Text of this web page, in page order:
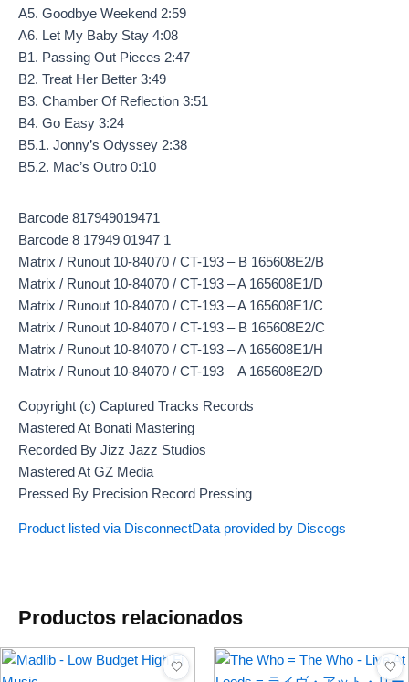
A5. Goodbye Weekend 2:59
A6. Let My Baby Stay 4:08
B1. Passing Out Pieces 2:47
B2. Treat Her Better 3:49
B3. Chamber Of Reflection 3:51
B4. Go Easy 3:24
B5.1. Jonny’s Odyssey 2:38
B5.2. Mac’s Outro 0:10
Barcode 817949019471
Barcode 8 17949 01947 1
Matrix / Runout 10-84070 / CT-193 – B 165608E2/B
Matrix / Runout 10-84070 / CT-193 – A 165608E1/D
Matrix / Runout 10-84070 / CT-193 – A 165608E1/C
Matrix / Runout 10-84070 / CT-193 – B 165608E2/C
Matrix / Runout 10-84070 / CT-193 – A 165608E1/H
Matrix / Runout 10-84070 / CT-193 – A 165608E2/D
Copyright (c) Captured Tracks Records
Mastered At Bonati Mastering
Recorded By Jizz Jazz Studios
Mastered At GZ Media
Pressed By Precision Record Pressing
Product listed via DisconnectData provided by Discogs
Productos relacionados